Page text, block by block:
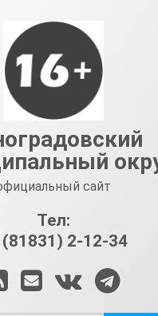
сайт
Тел:
(81831) 2-12-34
RSSE-mailВКонтакте